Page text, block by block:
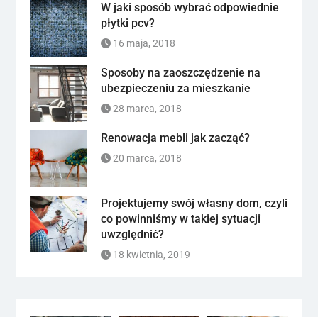
W jaki sposób wybrać odpowiednie
płytki pcv?
16 maja, 2018
Sposoby na zaoszczędzenie na
ubezpieczeniu za mieszkanie
28 marca, 2018
Renowacja mebli jak zacząć?
20 marca, 2018
Projektujemy swój własny dom, czyli
co powinniśmy w takiej sytuacji
uwzględnić?
18 kwietnia, 2019